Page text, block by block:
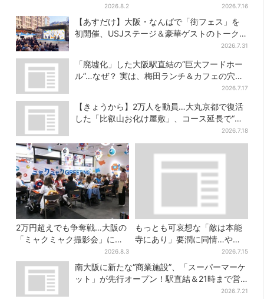
スターと期待「まさか僕
が…」
2026.8.2
で、松山・道後温泉と南予を
満喫【大阪から愛媛へおトク
旅】
2026.7.16
【あすだけ】大阪・なんばで「街フェス」を
初開催、USJステージ＆豪華ゲストのトークシ
2026.7.31
「廃墟化」した大阪駅直結の“巨大フードホー
ル”…なぜ？ 実は、梅田ランチ＆カフェの穴場
2026.7.17
【きょうから】2万人を動員…大丸京都で復活
した「比叡山お化け屋敷」、コース延長で“怖
2026.7.18
2万円超えでも争奪戦…大阪の
「ミャクミャク撮影会」に全
国からファン集結、参加者に
聞いた「それでも会いたい理
由」
2026.8.3
もっとも可哀想な「敵は本能
寺にあり」要潤に同情…やっ
てない“毒殺”、元上司の裏切
り【豊臣兄弟】
2026.7.15
南大阪に新たな“商業施設”、「スーパーマーケ
ット」が先行オープン！駅直結＆21時まで営
2026.7.21